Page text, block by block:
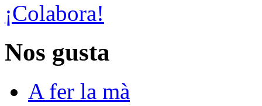
¡Colabora!
Nos gusta
A fer la mà